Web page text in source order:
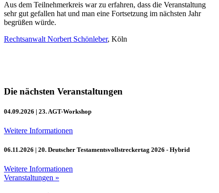
Aus dem Teilnehmerkreis war zu erfahren, dass die Veranstaltung
sehr gut gefallen hat und man eine Fortsetzung im nächsten Jahr
begrüßen würde.
Rechtsanwalt Norbert Schönleber, Köln
Die nächsten Veranstaltungen
04.09.2026 | 23. AGT-Workshop
Weitere Informationen
06.11.2026 | 20. Deutscher Testamentsvollstreckertag 2026 - Hybrid
Weitere Informationen
Veranstaltungen »